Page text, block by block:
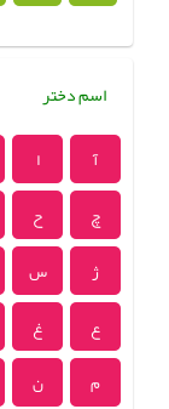
اسم دختر
آ ا
چ
ح
ژ
س
ع
غ
م
ن